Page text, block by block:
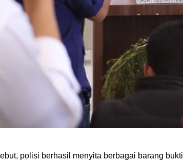
polisi berhasil menyita berbagai barang bukti